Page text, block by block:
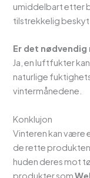
umiddelbart etter
tilstrekkelig
Er det
Ja, en luftfukter
naturlige
vintermånedene.
Konklujon
Vinteren kan være
de rette
huden deres mot
produkter som